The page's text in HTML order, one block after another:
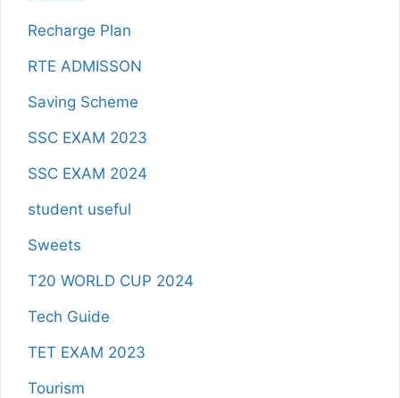
Recharge Plan
RTE ADMISSON
Saving Scheme
SSC EXAM 2023
SSC EXAM 2024
student useful
Sweets
T20 WORLD CUP 2024
Tech Guide
TET EXAM 2023
Tourism